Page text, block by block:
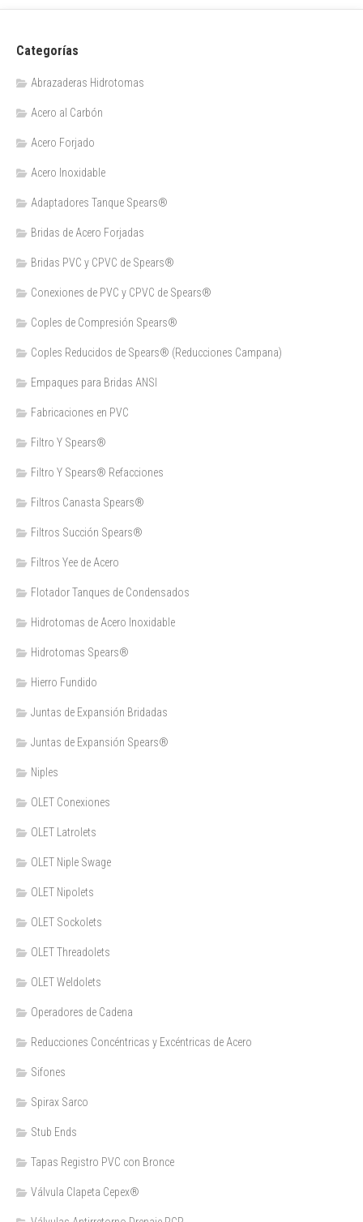
Categorías
Abrazaderas Hidrotomas
Acero al Carbón
Acero Forjado
Acero Inoxidable
Adaptadores Tanque Spears®
Bridas de Acero Forjadas
Bridas PVC y CPVC de Spears®
Conexiones de PVC y CPVC de Spears®
Coples de Compresión Spears®
Coples Reducidos de Spears® (Reducciones Campana)
Empaques para Bridas ANSI
Fabricaciones en PVC
Filtro Y Spears®
Filtro Y Spears® Refacciones
Filtros Canasta Spears®
Filtros Succión Spears®
Filtros Yee de Acero
Flotador Tanques de Condensados
Hidrotomas de Acero Inoxidable
Hidrotomas Spears®
Hierro Fundido
Juntas de Expansión Bridadas
Juntas de Expansión Spears®
Niples
OLET Conexiones
OLET Latrolets
OLET Niple Swage
OLET Nipolets
OLET Sockolets
OLET Threadolets
OLET Weldolets
Operadores de Cadena
Reducciones Concéntricas y Excéntricas de Acero
Sifones
Spirax Sarco
Stub Ends
Tapas Registro PVC con Bronce
Válvula Clapeta Cepex®